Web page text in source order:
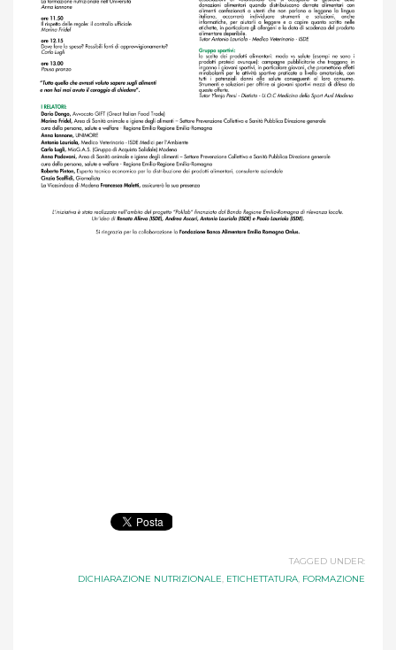
TAGGED UNDER:
DICHIARAZIONE NUTRIZIONALE ETICHETTATURA FORMAZIONE